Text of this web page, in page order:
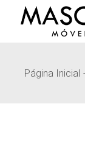
Página Inicial